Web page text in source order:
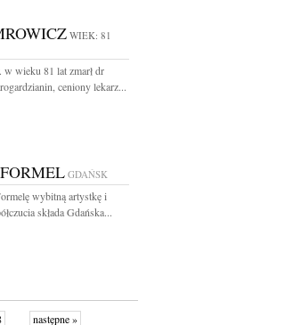
WIEK: 81
w wieku 81 lat zmarł dr
ceniony lekarz...
GDAŃSK
wybitną artystkę i
składa Gdańska...
następne »